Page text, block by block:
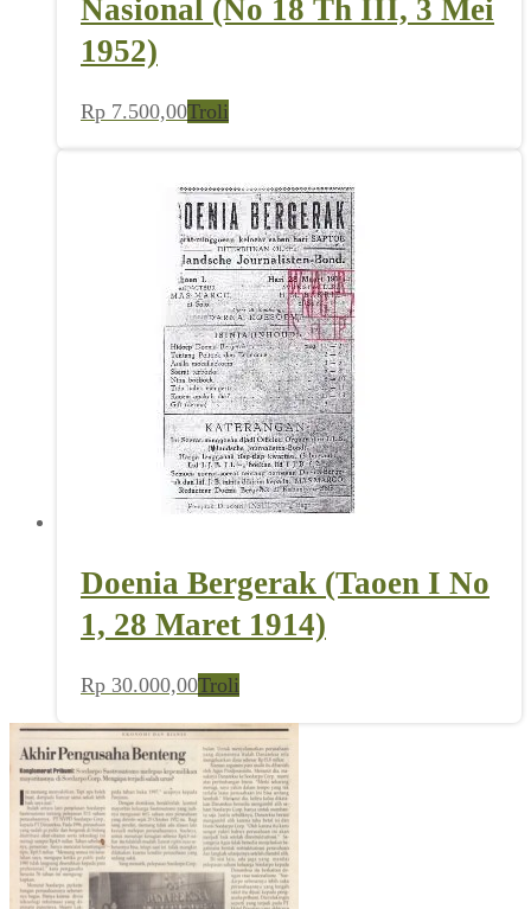
Nasional (No 18 Th III, 3 Mei
1952)
Rp 7.500,00Troli
Doenia Bergerak (Taoen I No
1, 28 Maret 1914)
Rp 30.000,00Troli